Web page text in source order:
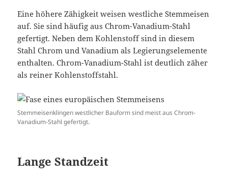
Eine höhere Zähigkeit weisen westliche Stemmeisen
auf. Sie sind häufig aus Chrom-Vanadium-Stahl
gefertigt. Neben dem Kohlenstoff sind in diesem
Stahl Chrom und Vanadium als Legierungselemente
enthalten. Chrom-Vanadium-Stahl ist deutlich zäher
als reiner Kohlenstoffstahl.
Stemmeisenklingen westlicher Bauform sind meist aus Chrom-
Vanadium-Stahl gefertigt.
Lange Standzeit